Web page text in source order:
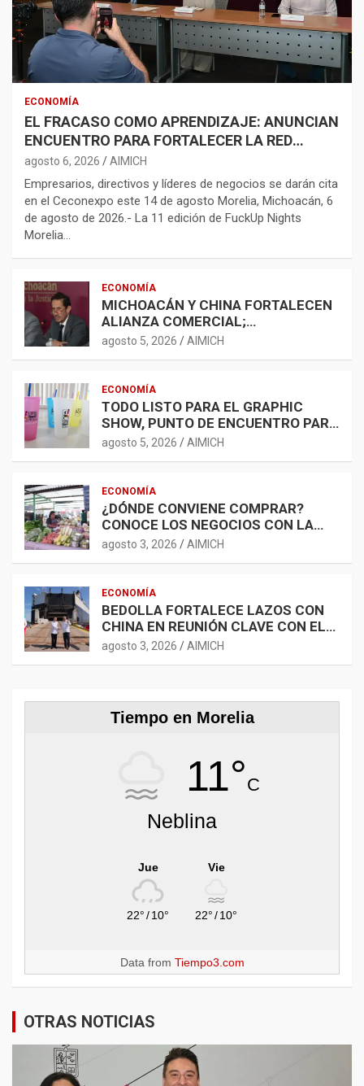
ECONOMÍA
EL FRACASO COMO APRENDIZAJE: ANUNCIAN
ENCUENTRO PARA FORTALECER LA RED
EMPRENDEDORA
agosto 6, 2026 AIMICH
Empresarios, directivos y líderes de negocios se darán cita
en el Ceconexpo este 14 de agosto Morelia, Michoacán, 6
de agosto de 2026.- La 11 edición de FuckUp Nights
Morelia…
ECONOMÍA
MICHOACÁN Y CHINA FORTALECEN
ALIANZA COMERCIAL;
AGROINDUSTRIA, TECNOLOGÍA Y
agosto 5, 2026 AIMICH
ECONOMÍA
TODO LISTO PARA EL GRAPHIC
SHOW, PUNTO DE ENCUENTRO PARA
LA INDUSTRIA GRÁFICA Y EL
agosto 5, 2026 AIMICH
ECONOMÍA
¿DÓNDE CONVIENE COMPRAR?
CONOCE LOS NEGOCIOS CON LA
CANASTA BÁSICA MÁS ACCESIBLE
agosto 3, 2026 AIMICH
ECONOMÍA
BEDOLLA FORTALECE LAZOS CON
CHINA EN REUNIÓN CLAVE CON EL
EMBAJADOR CHEN DAOJIANG
agosto 3, 2026 AIMICH
Tiempo en Morelia
11°C
Neblina
Jue
22°/10°
Vie
22°/10°
Data from Tiempo3.com
OTRAS NOTICIAS